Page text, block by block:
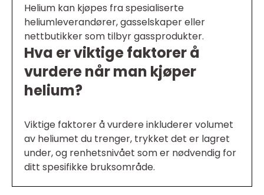
Helium kan kjøpes fra spesialiserte
heliumleverandører, gasselskaper eller
nettbutikker som tilbyr gassprodukter.
Hva er viktige faktorer å
vurdere når man kjøper
helium?
Viktige faktorer å vurdere inkluderer volumet
av heliumet du trenger, trykket det er lagret
under, og renhetsnivået som er nødvendig for
ditt spesifikke bruksområde.